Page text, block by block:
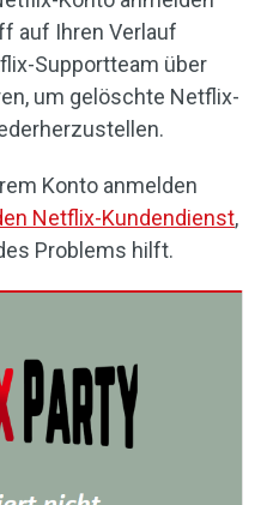
auf Ihren Verlauf
Supportteam über
um gelöschte Netflix-
Konto anmelden
Netflix-Kundendienst,
Problems hilft.